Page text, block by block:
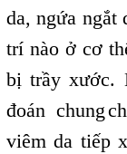
da, ngứa ngắt
trí nào ở cơ
bị trầy xước.
đoán chung ,
viêm da tiếp